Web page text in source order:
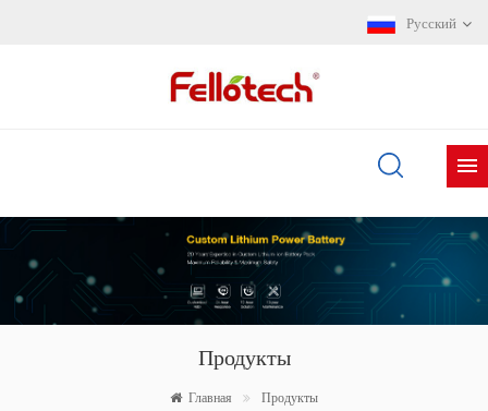
Русский
Продукты
Главная Продукты